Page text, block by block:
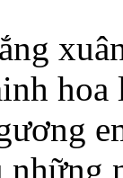
hoa